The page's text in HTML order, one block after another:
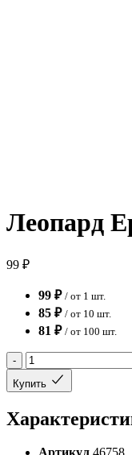
Леопард
99 ₽
99 ₽ / от 1 шт.
85 ₽ / от 10 шт.
81 ₽ / от 100 шт.
-
Купить